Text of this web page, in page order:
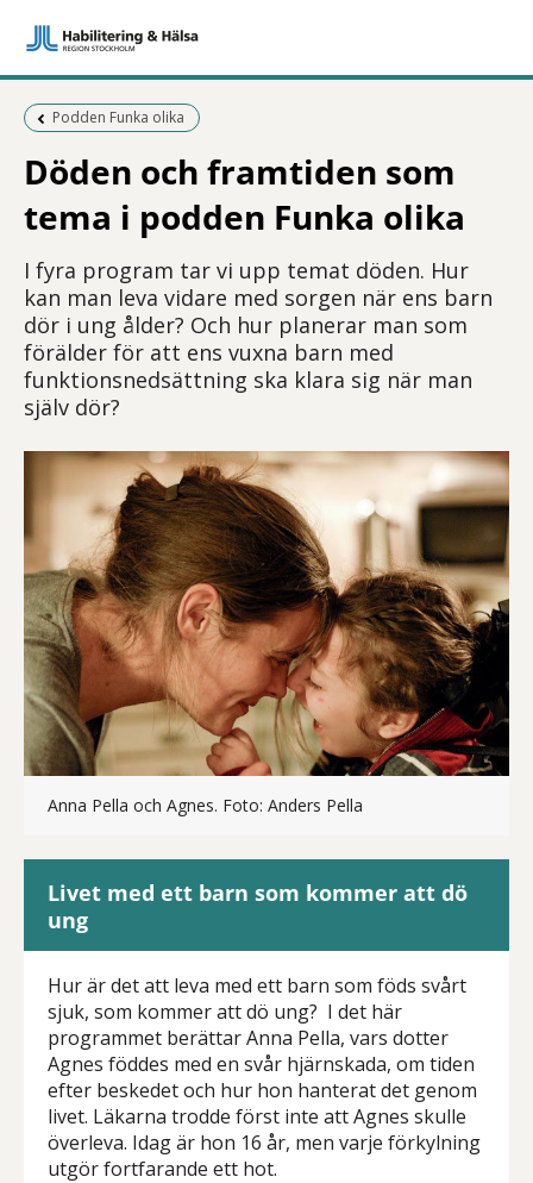
Föregående sida:
Podden Funka olika
Döden och framtiden som
tema i podden Funka olika
I fyra program tar vi upp temat döden. Hur
kan man leva vidare med sorgen när ens barn
dör i ung ålder? Och hur planerar man som
förälder för att ens vuxna barn med
funktionsnedsättning ska klara sig när man
själv dör?
Anna Pella och Agnes. Foto: Anders Pella
Livet med ett barn som kommer att dö
ung
Hur är det att leva med ett barn som föds svårt
sjuk, som kommer att dö ung? I det här
programmet berättar Anna Pella, vars dotter
Agnes föddes med en svår hjärnskada, om tiden
efter beskedet och hur hon hanterat det genom
livet. Läkarna trodde först inte att Agnes skulle
överleva. Idag är hon 16 år, men varje förkylning
utgör fortfarande ett hot.